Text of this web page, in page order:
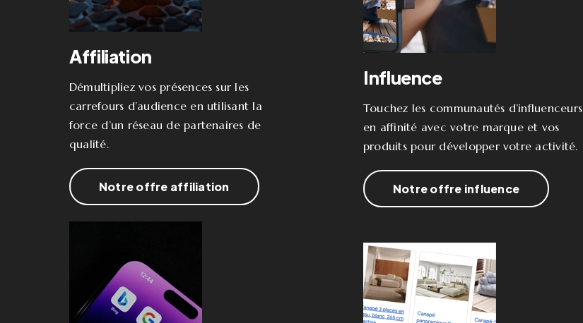
Affiliation
Démultipliez vos présences sur les
carrefours d’audience en utilisant la
force d’un réseau de partenaires de
qualité.
Notre offre affiliation
Influence
Touchez les communautés d’influenceurs
en affinité avec votre marque et vos
produits pour développer votre activité.
Notre offre influence